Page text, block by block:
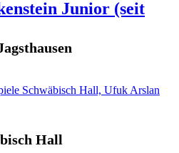
Junior (seit
Hall